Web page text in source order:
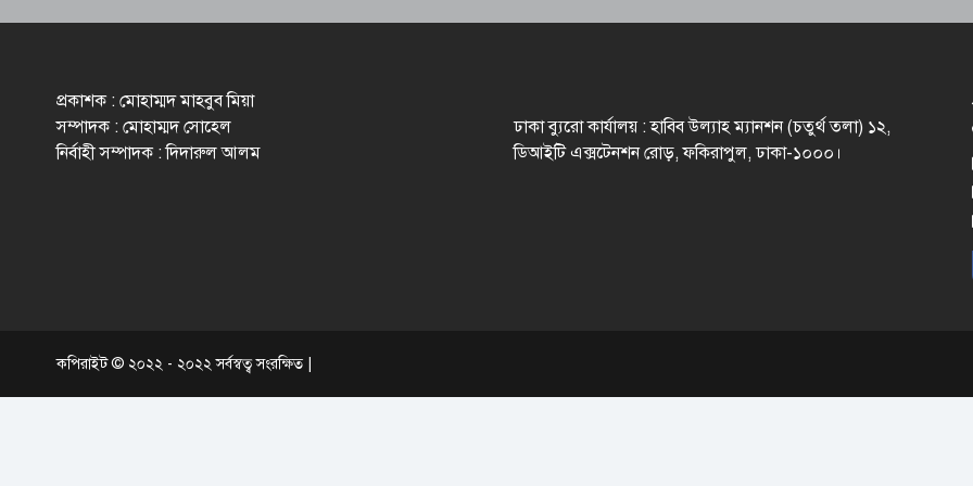
প্রকাশক : মোহাম্মদ মাহবুব মিয়া
সম্পাদক : মোহাম্মদ সোহেল
নির্বাহী সম্পাদক : দিদারুল আলম
ঢাকা ব্যুরো কার্যালয় : হাবিব উল্যাহ ম্যানশন (চতুর্থ তলা) ১২,
ডিআইটি এক্সটেনশন রোড়, ফকিরাপুল, ঢাকা-১০০০।
কপিরাইট © ২০২২ - ২০২২ সর্বস্বত্ব সংরক্ষিত |